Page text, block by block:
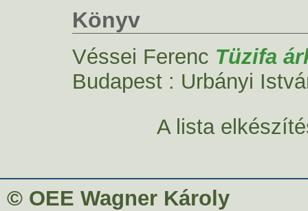
Könyv
Véssei Ferenc Tüzifa
Budapest : Urbányi
A lista
© OEE Wagner Károly